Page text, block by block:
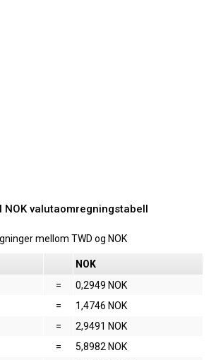
NOK valutaomregningstabell
mellom TWD og NOK
NOK
=
0,2949 NOK
=
1,4746 NOK
=
2,9491 NOK
=
5,8982 NOK